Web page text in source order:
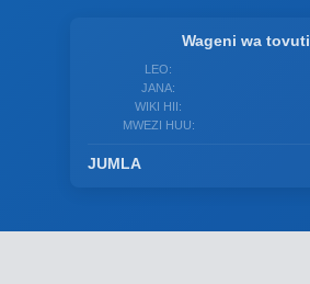
Wageni wa tovuti
LEO:
JANA:
WIKI HII:
MWEZI HUU:
JUMLA